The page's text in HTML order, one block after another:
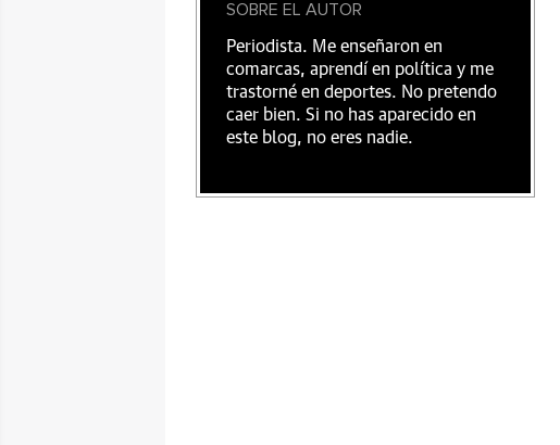
SOBRE EL AUTOR
Periodista. Me enseñaron en
comarcas, aprendí en política y me
trastorné en deportes. No pretendo
caer bien. Si no has aparecido en
este blog, no eres nadie.